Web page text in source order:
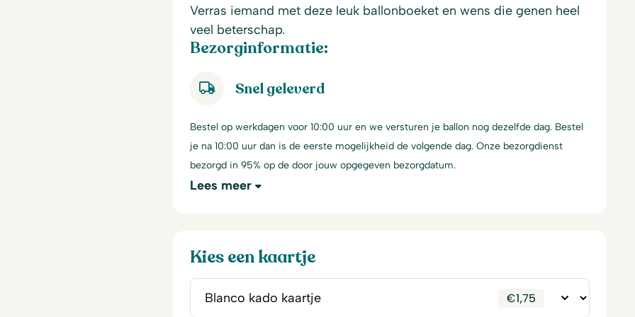
Verras iemand met deze leuk ballonboeket en wens die genen heel
veel beterschap.
Bezorginformatie:
Snel geleverd
Bestel op werkdagen voor 10:00 uur en we versturen je ballon nog dezelfde dag. Bestel
je na 10:00 uur dan is de eerste mogelijkheid de volgende dag. Onze bezorgdienst
bezorgd in 95% op de door jouw opgegeven bezorgdatum.
Lees meer
Kies een kaartje
€1,75